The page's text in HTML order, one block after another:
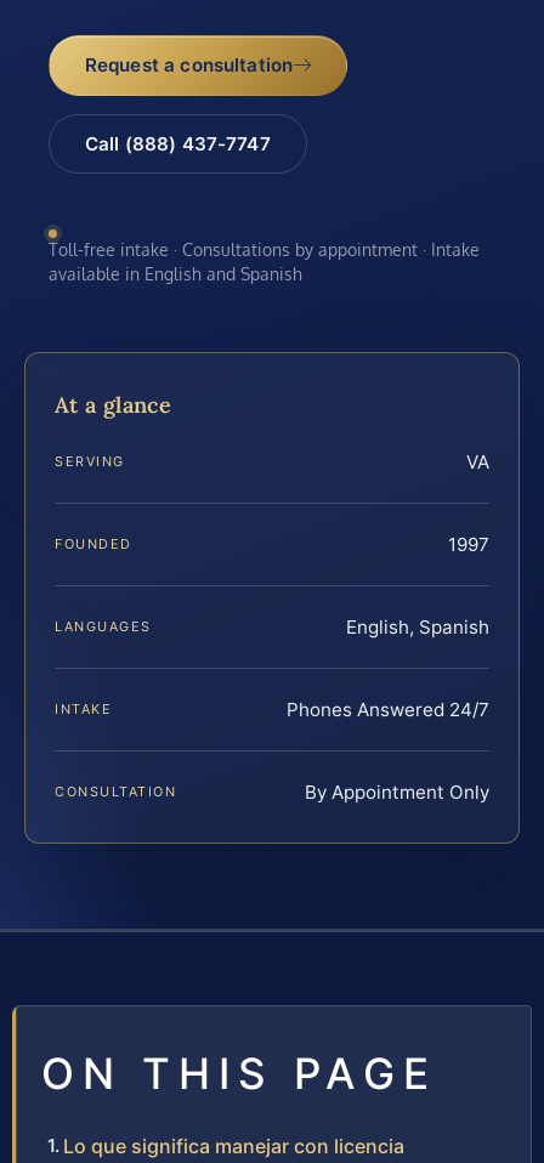
Request a consultation
Call (888) 437-7747
Toll-free intake · Consultations by appointment · Intake
available in English and Spanish
At a glance
SERVING VA
FOUNDED 1997
LANGUAGES English, Spanish
INTAKE Phones Answered 24/7
CONSULTATION By Appointment Only
ON THIS PAGE
Lo que significa manejar con licencia